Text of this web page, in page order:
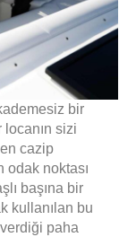
bir
sizi
cazip
odak noktası
başına bir
kullanılan bu
paha